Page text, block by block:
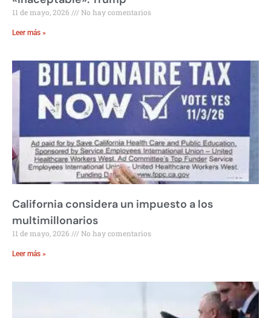
11 de mayo, 2026 No hay comentarios
Leer más »
California considera un impuesto a los
multimillonarios
11 de mayo, 2026 No hay comentarios
Leer más »